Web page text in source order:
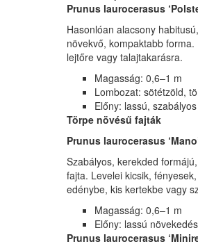
Prunus laurocerasus
Hasonlóan alacsony
növekvő, kompaktabb
lejtőre vagy talajtakarásra.
Magasság: 0,6–1 m
Lombozat: sötétzöld,
Előny: lassú,
Törpe növésű fajták
Prunus laurocerasus
Szabályos, kerekded
fajta. Levelei kicsik,
edénybe, kis kertekbe vagy
Magasság: 0,6–1 m
Előny: lassú
Prunus laurocerasus